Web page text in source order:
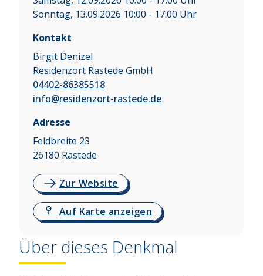
Sonntag, 13.09.2026 10:00 - 17:00 Uhr
Kontakt
Birgit Denizel
Residenzort Rastede GmbH
04402-86385518
info@residenzort-rastede.de
Adresse
Feldbreite 23
26180 Rastede
Zur Website
Auf Karte anzeigen
Über dieses Denkmal